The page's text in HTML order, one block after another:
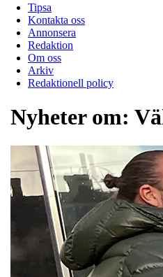
Tipsa
Kontakta oss
Annonsera
Redaktion
Om oss
Arkiv
Redaktionell policy
Nyheter om: